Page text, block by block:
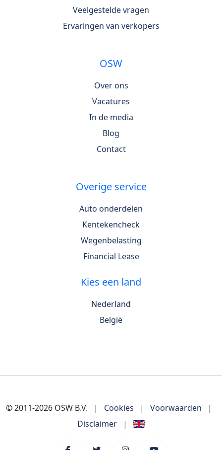
Veelgestelde vragen
Ervaringen van verkopers
OSW
Over ons
Vacatures
In de media
Blog
Contact
Overige service
Auto onderdelen
Kentekencheck
Wegenbelasting
Financial Lease
Kies een land
Nederland
België
© 2011-2026 OSW B.V. | Cookies | Voorwaarden
|
Disclaimer
|